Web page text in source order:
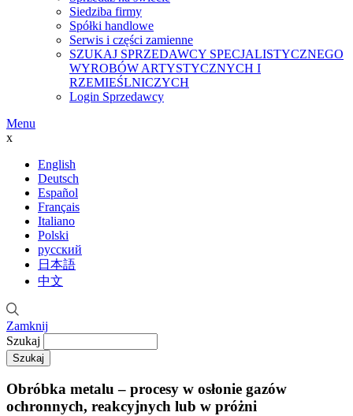
Siedziba firmy
Spółki handlowe
Serwis i części zamienne
SZUKAJ SPRZEDAWCY SPECJALISTYCZNEGO
WYROBÓW ARTYSTYCZNYCH I
RZEMIEŚLNICZYCH
Login Sprzedawcy
Menu
x
English
Deutsch
Español
Français
Italiano
Polski
русский
日本語
中文
Zamknij
Szukaj
Obróbka metalu – procesy w osłonie gazów
ochronnych, reakcyjnych lub w próżni